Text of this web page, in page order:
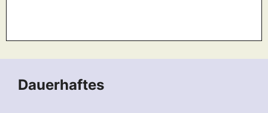
Dauerhaftes